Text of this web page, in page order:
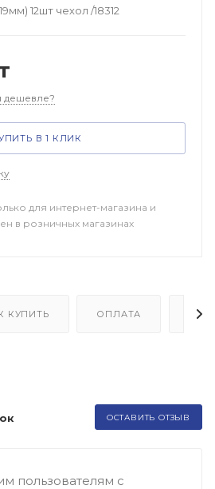
12шт чехол /18312
дешевле?
В 1 КЛИК
для интернет-магазина и
в розничных магазинах
КУПИТЬ ОПЛАТА
ОСТАВИТЬ ОТЗЫВ
пользователям с